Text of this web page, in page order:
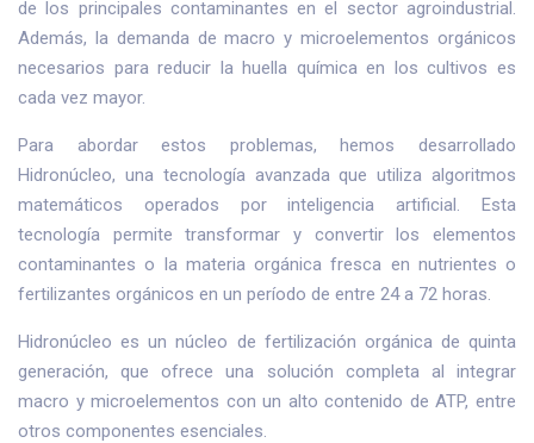
de los principales contaminantes en el sector agroindustrial.
Además, la demanda de macro y microelementos orgánicos
necesarios para reducir la huella química en los cultivos es
cada vez mayor.
Para abordar estos problemas, hemos desarrollado
Hidronúcleo, una tecnología avanzada que utiliza algoritmos
matemáticos operados por inteligencia artificial. Esta
tecnología permite transformar y convertir los elementos
contaminantes o la materia orgánica fresca en nutrientes o
fertilizantes orgánicos en un período de entre 24 a 72 horas.
Hidronúcleo es un núcleo de fertilización orgánica de quinta
generación, que ofrece una solución completa al integrar
macro y microelementos con un alto contenido de ATP, entre
otros componentes esenciales.